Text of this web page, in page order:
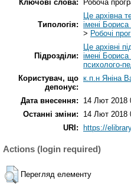
Ключові слова:
Робоча
Типологія:
Це архівна
імені Бориса
> Робочі
Підрозділи:
Це архівні
імені Бориса
психолого-
Користувач, що
депонує:
к.п.н Яніна
Дата внесення:
14 Лют 2018
Останні зміни:
14 Лют 2018
URI:
https://
Actions (login required)
Перегляд елементу